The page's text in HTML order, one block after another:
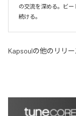
の交流を深める。ビ
続ける。
Kapsoulの他のリリー